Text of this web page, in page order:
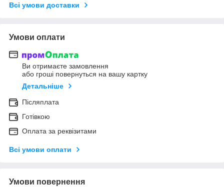
Всі умови доставки
Умови оплати
Ви отримаєте замовлення
або гроші повернуться на вашу картку
Детальніше
Післяплата
Готівкою
Оплата за реквізитами
Всі умови оплати
Умови повернення